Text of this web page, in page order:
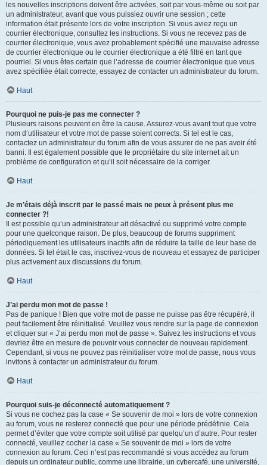
les nouvelles inscriptions doivent être activées, soit par vous-même ou soit par
un administrateur, avant que vous puissiez ouvrir une session ; cette
information était présente lors de votre inscription. Si vous aviez reçu un
courrier électronique, consultez les instructions. Si vous ne recevez pas de
courrier électronique, vous avez probablement spécifié une mauvaise adresse
de courrier électronique ou le courrier électronique a été filtré en tant que
pourriel. Si vous êtes certain que l’adresse de courrier électronique que vous
avez spécifiée était correcte, essayez de contacter un administrateur du forum.
Haut
Pourquoi ne puis-je pas me connecter ?
Plusieurs raisons peuvent en être la cause. Assurez-vous avant tout que votre
nom d’utilisateur et votre mot de passe soient corrects. Si tel est le cas,
contactez un administrateur du forum afin de vous assurer de ne pas avoir été
banni. Il est également possible que le propriétaire du site internet ait un
problème de configuration et qu’il soit nécessaire de la corriger.
Haut
Je m’étais déjà inscrit par le passé mais ne peux à présent plus me
connecter ?!
Il est possible qu’un administrateur ait désactivé ou supprimé votre compte
pour une quelconque raison. De plus, beaucoup de forums suppriment
périodiquement les utilisateurs inactifs afin de réduire la taille de leur base de
données. Si tel était le cas, inscrivez-vous de nouveau et essayez de participer
plus activement aux discussions du forum.
Haut
J’ai perdu mon mot de passe !
Pas de panique ! Bien que votre mot de passe ne puisse pas être récupéré, il
peut facilement être réinitialisé. Veuillez vous rendre sur la page de connexion
et cliquer sur « J’ai perdu mon mot de passe ». Suivez les instructions et vous
devriez être en mesure de pouvoir vous connecter de nouveau rapidement.
Cependant, si vous ne pouvez pas réinitialiser votre mot de passe, nous vous
invitons à contacter un administrateur du forum.
Haut
Pourquoi suis-je déconnecté automatiquement ?
Si vous ne cochez pas la case « Se souvenir de moi » lors de votre connexion
au forum, vous ne resterez connecté que pour une période prédéfinie. Cela
permet d’éviter que votre compte soit utilisé par quelqu’un d’autre. Pour rester
connecté, veuillez cocher la case « Se souvenir de moi » lors de votre
connexion au forum. Ceci n’est pas recommandé si vous accédez au forum
depuis un ordinateur public, comme une librairie, un cybercafé, une université,